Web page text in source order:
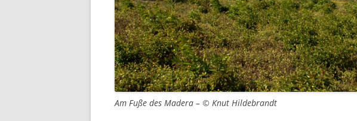
Am Fuße des Madera – © Knut Hildebrandt